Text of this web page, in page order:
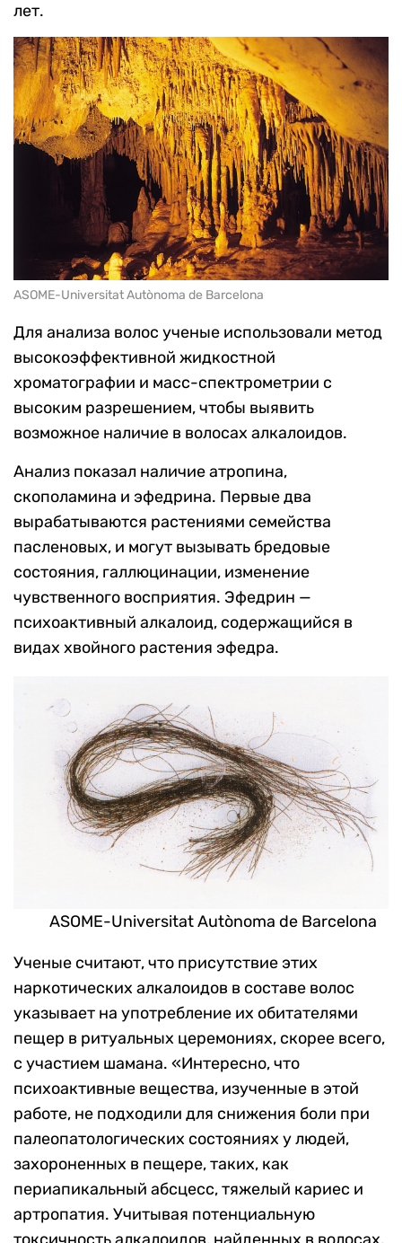
лет.
ASOME-Universitat Autònoma de Barcelona
Для анализа волос ученые использовали метод
высокоэффективной жидкостной
хроматографии и масс-спектрометрии с
высоким разрешением,чтобы выявить
возможное наличие в волосах алкалоидов.
Анализ показал наличие атропина,
скополамина и эфедрина. Первые два
вырабатываются растениями семейства
пасленовых, и могут вызывать бредовые
состояния, галлюцинации, изменение
чувственного восприятия. Эфедрин —
психоактивный алкалоид, содержащийся в
видах хвойного растения эфедра.
ASOME-Universitat Autònoma de Barcelona
Ученые считают, что присутствие этих
наркотических алкалоидов в составе волос
указывает на употребление их обитателями
пещер в ритуальных церемониях, скорее всего,
с участием шамана. «Интересно, что
психоактивные вещества, изученные в этой
работе, не подходили для снижения боли при
палеопатологических состояниях у людей,
захороненных в пещере, таких, как
периапикальный абсцесс, тяжелый кариес и
артропатия. Учитывая потенциальную